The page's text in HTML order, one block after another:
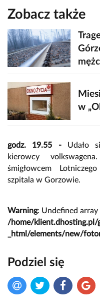
Zobacz także
w
godz. 19.55 - Udało
kierowcy
śmigłowcem
szpitala w Gorzowie.
Warning: Undefined
/home/
_html/elements/new/
Podziel się